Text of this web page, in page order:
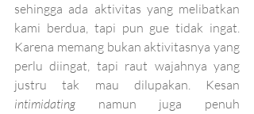
sehingga ada aktivitas yang melibatkan
kami berdua, tapi pun gue tidak ingat.
Karena memang bukan aktivitasnya yang
perlu diingat, tapi raut wajahnya yang
intimidating namun juga penuh